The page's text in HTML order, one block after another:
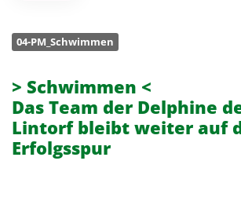
04-PM_Schwimmen
> Schwimmen <
Das Team der Delphine
Lintorf bleibt weiter auf
Erfolgsspur